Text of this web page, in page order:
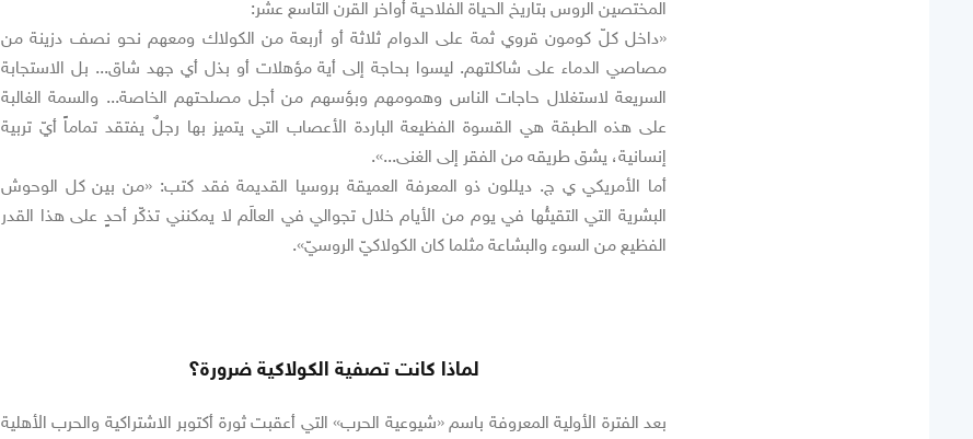
المختصين الروس بتاريخ الحياة الفلاحية أواخر القرن التاسع عشر:
«داخل كلّ كومون قروي ثمة على الدوام ثلاثة أو أربعة من الكولاك ومعهم نحو نصف دزينة من
مصاصي الدماء على شاكلتهم. ليسوا بحاجة إلى أية مؤهلات أو بذل أي جهد شاق... بل الاستجابة
السريعة لاستغلال حاجات الناس وهمومهم وبؤسهم من أجل مصلحتهم الخاصة... والسمة الغالبة
على هذه الطبقة هي القسوة الفظيعة الباردة الأعصاب التي يتميز بها رجلٌ يفتقد تماماً أيّ تربية
إنسانية، يشق طريقه من الفقر إلى الغنى...».
أما الأمريكي ي ج. ديللون ذو المعرفة العميقة بروسيا القديمة فقد كتب: «من بين كل الوحوش
البشرية التي التقيتُها في يوم من الأيام خلال تجوالي في العالَم لا يمكنني تذكّر أحدٍ على هذا القدر
الفظيع من السوء والبشاعة مثلما كان الكولاكيّ الروسيّ».
لماذا كانت تصفية الكولاكية ضرورة؟
بعد الفترة الأولية المعروفة باسم «شيوعية الحرب» التي أعقبت ثورة أكتوبر الاشتراكية والحرب الأهلية